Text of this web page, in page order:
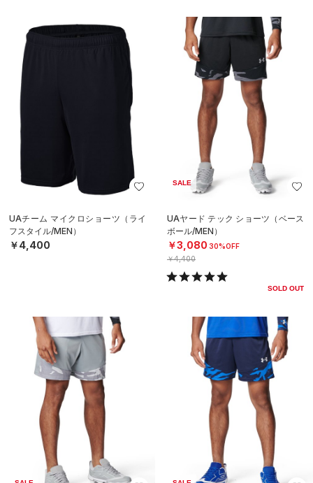
UAチーム マイクロショーツ（ライ
フスタイル/MEN）
￥4,400
SALE
UAヤード テック ショーツ（ベース
ボール/MEN）
￥3,080 30%OFF
￥4,400
SOLD OUT